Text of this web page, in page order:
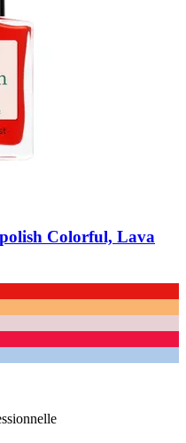
Colorful, Lava